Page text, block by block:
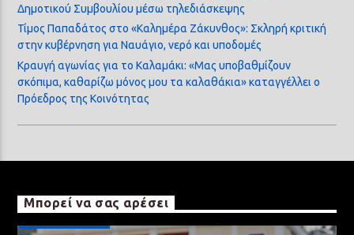
Δημοτικού Συμβουλίου μέσω τηλεδιάσκεψης
Τίμος Παπαδάτος στο «Καλημέρα Ζάκυνθος»: Σκληρή κριτική
στην κυβέρνηση για Ναυάγιο, νερό και υποδομές
Κραυγή αγωνίας για το Καλαμάκι: «Μας υποβαθμίζουν
σκόπιμα, καθαρίζω μόνος μου τα καλαθάκια» καταγγέλλει ο
Πρόεδρος της Κοινότητας
Μπορεί να σας αρέσει